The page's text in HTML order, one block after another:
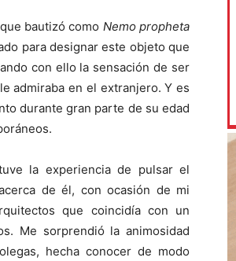
bautizó como Nemo propheta
para designar este objeto que
con ello la sensación de ser
admiraba en el extranjero. Y es
durante gran parte de su edad
la experiencia de pulsar el
de él, con ocasión de mi
que coincidía con un
Me sorprendió la animosidad
hecha conocer de modo